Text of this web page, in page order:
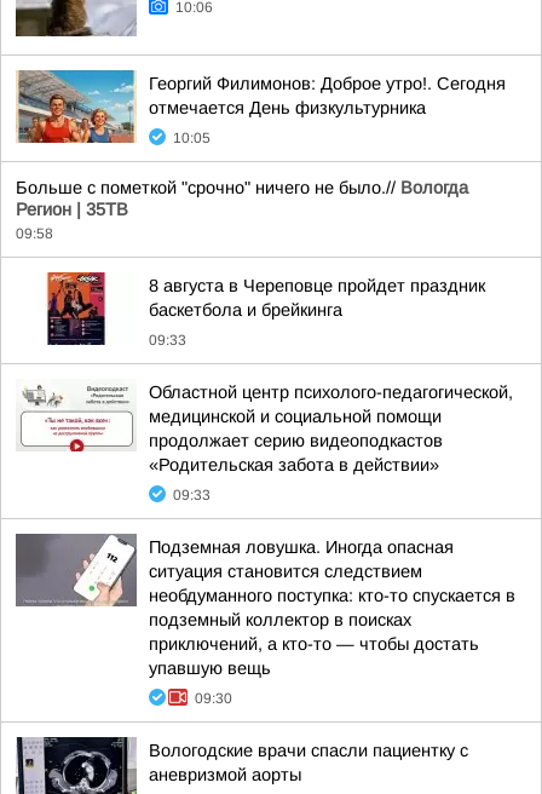
10:06
Георгий Филимонов: Доброе утро!. Сегодня
отмечается День физкультурника
10:05
Больше с пометкой "срочно" ничего не было.// Вологда
Регион | 35ТВ
09:58
8 августа в Череповце пройдет праздник
баскетбола и брейкинга
09:33
Областной центр психолого-педагогической,
медицинской и социальной помощи
продолжает серию видеоподкастов
«Родительская забота в действии»
09:33
Подземная ловушка. Иногда опасная
ситуация становится следствием
необдуманного поступка: кто-то спускается в
подземный коллектор в поисках
приключений, а кто-то — чтобы достать
упавшую вещь
09:30
Вологодские врачи спасли пациентку с
аневризмой аорты